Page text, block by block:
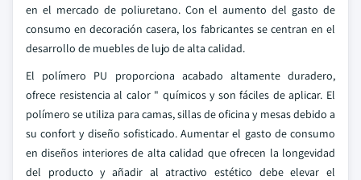
en el mercado de poliuretano. Con el aumento del gasto de
consumo en decoración casera, los fabricantes se centran en el
desarrollo de muebles de lujo de alta calidad.
El polímero PU proporciona acabado altamente duradero,
ofrece resistencia al calor " químicos y son fáciles de aplicar. El
polímero se utiliza para camas, sillas de oficina y mesas debido a
su confort y diseño sofisticado. Aumentar el gasto de consumo
en diseños interiores de alta calidad que ofrecen la longevidad
del producto y añadir al atractivo estético debe elevar el